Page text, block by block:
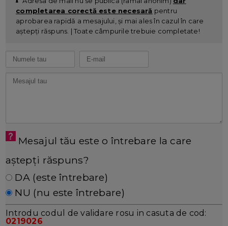
completarea corectă este necesară pentru
aprobarea rapidă a mesajului, și mai ales în cazul în care
aștepți răspuns. | Toate câmpurile trebuie completate!
Mesajul tău este o întrebare la care
aștepți răspuns?
DA (este întrebare)
NU (nu este întrebare)
Introdu codul de validare rosu in casuta de cod:
0219026